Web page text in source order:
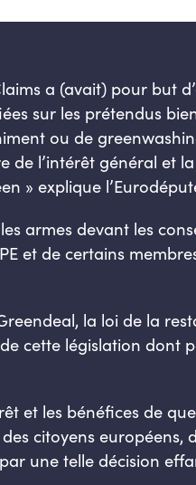
a (avait) pour but
sur les prétendus
ou de
de l’intérêt général et
» explique
armes devant les
et de certains
reendeal, la loi de la
cette législation
et les bénéfices de
citoyens européens,
une telle décision